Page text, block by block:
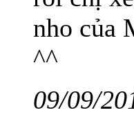
nho của
^^
09/09/